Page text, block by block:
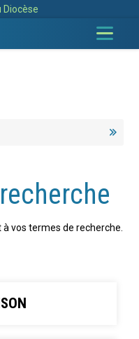
Diocèse
vos termes de recherche.